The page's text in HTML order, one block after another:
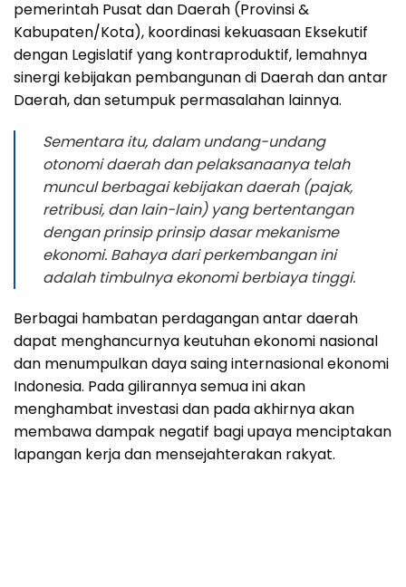
pemerintah Pusat dan Daerah (Provinsi &
Kabupaten/Kota), koordinasi kekuasaan Eksekutif
dengan Legislatif yang kontraproduktif, lemahnya
sinergi kebijakan pembangunan di Daerah dan antar
Daerah, dan setumpuk permasalahan lainnya.
Sementara itu, dalam undang-undang
otonomi daerah dan pelaksanaanya telah
muncul berbagai kebijakan daerah (pajak,
retribusi, dan lain-lain) yang bertentangan
dengan prinsip prinsip dasar mekanisme
ekonomi. Bahaya dari perkembangan ini
adalah timbulnya ekonomi berbiaya tinggi.
Berbagai hambatan perdagangan antar daerah
dapat menghancurnya keutuhan ekonomi nasional
dan menumpulkan daya saing internasional ekonomi
Indonesia. Pada gilirannya semua ini akan
menghambat investasi dan pada akhirnya akan
membawa dampak negatif bagi upaya menciptakan
lapangan kerja dan mensejahterakan rakyat.